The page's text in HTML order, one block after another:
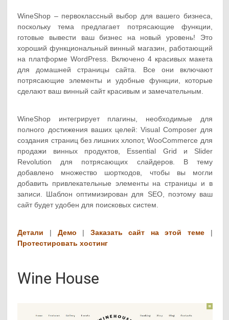
WineShop – первоклассный выбор для вашего бизнеса,
поскольку тема предлагает потрясающие функции,
готовые вывести ваш бизнес на новый уровень! Это
хороший функциональный винный магазин, работающий
на платформе WordPress. Включено 4 красивых макета
для домашней страницы сайта. Все они включают
потрясающие элементы и удобные функции, которые
сделают ваш винный сайт красивым и замечательным.
WineShop интегрирует плагины, необходимые для
полного достижения ваших целей: Visual Composer для
создания страниц без лишних хлопот, WooCommerce для
продажи винных продуктов, Essential Grid и Slider
Revolution для потрясающих слайдеров. В тему
добавлено множество шорткодов, чтобы вы могли
добавить привлекательные элементы на страницы и в
записи. Шаблон оптимизирован для SEO, поэтому ваш
сайт будет удобен для поисковых систем.
Детали | Демо | Заказать сайт на этой теме |
Протестировать хостинг
Wine House